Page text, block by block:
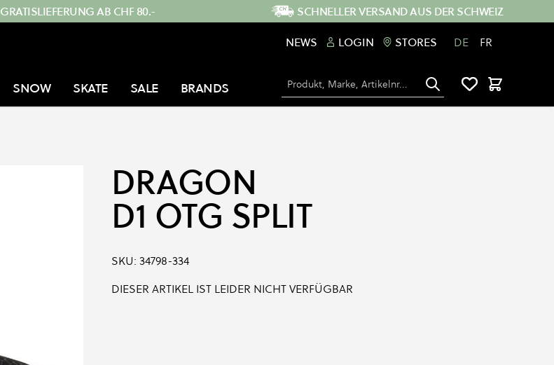
GRATISLIEFERUNG AB CHF 80.-
SCHNELLER VERSAND AUS DER SCHWEIZ
NEWS
LOGIN STORES DE FR
SNOW SKATE SALE BRANDS Suche Warenkorb
DRAGON
D1 OTG SPLIT
SKU: 34798-334
DIESER ARTIKEL IST LEIDER NICHT VERFÜGBAR